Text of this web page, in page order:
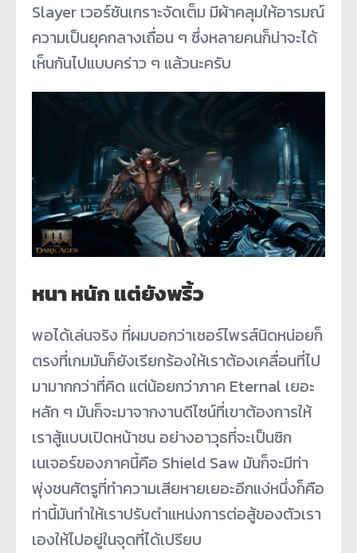
Slayer เวอร์ชันเกราะจัดเต็ม มีผ้าคลุมให้อารมณ์
ความเป็นยุคกลางเถื่อน ๆ ซึ่งหลายคนก็น่าจะได้
เห็นกันไปแบบคร่าว ๆ แล้วนะครับ
หนา หนัก แต่ยังพริ้ว
พอได้เล่นจริง ที่ผมบอกว่าเซอร์ไพรส์นิดหน่อยก็
ตรงที่เกมมันก็ยังเรียกร้องให้เราต้องเคลื่อนที่ไป
มามากกว่าที่คิด แต่น้อยกว่าภาค Eternal เยอะ
หลัก ๆ มันก็จะมาจากงานดีไซน์ที่เขาต้องการให้
เราสู้แบบเปิดหน้าชน อย่างอาวุธที่จะเป็นซิก
เนเจอร์ของภาคนี้คือ Shield Saw มันก็จะมีท่า
พุ่งชนศัตรูที่ทำความเสียหายเยอะอีกแง่หนึ่งก็คือ
ท่านี้มันทำให้เราปรับตำแหน่งการต่อสู้ของตัวเรา
เองให้ไปอยู่ในจุดที่ได้เปรียบ